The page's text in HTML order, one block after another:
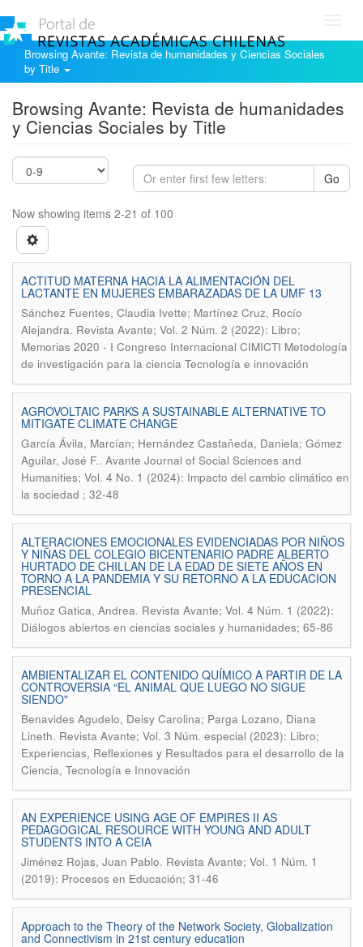
Browsing Avante: Revista de humanidades y Ciencias Sociales
by Title
Browsing Avante: Revista de humanidades
y Ciencias Sociales by Title
Go
Now showing items 2-21 of 100
ACTITUD MATERNA HACIA LA ALIMENTACIÓN DEL
LACTANTE EN MUJERES EMBARAZADAS DE LA UMF 13
Sánchez Fuentes, Claudia Ivette; Martínez Cruz, Rocío
Alejandra. Revista Avante; Vol. 2 Núm. 2 (2022): Libro;
Memorias 2020 - I Congreso Internacional CIMICTI Metodología
de investigación para la ciencia Tecnología e innovación
AGROVOLTAIC PARKS A SUSTAINABLE ALTERNATIVE TO
MITIGATE CLIMATE CHANGE
García Ávila, Marcían; Hernández Castañeda, Daniela; Gómez
Aguilar, José F.. Avante Journal of Social Sciences and
Humanities; Vol. 4 No. 1 (2024): Impacto del cambio climático en
la sociedad ; 32-48
ALTERACIONES EMOCIONALES EVIDENCIADAS POR NIÑOS
Y NIÑAS DEL COLEGIO BICENTENARIO PADRE ALBERTO
HURTADO DE CHILLAN DE LA EDAD DE SIETE AÑOS EN
TORNO A LA PANDEMIA Y SU RETORNO A LA EDUCACION
PRESENCIAL
Muñoz Gatica, Andrea. Revista Avante; Vol. 4 Núm. 1 (2022):
Diálogos abiertos en ciencias sociales y humanidades; 65-86
AMBIENTALIZAR EL CONTENIDO QUÍMICO A PARTIR DE LA
CONTROVERSIA “EL ANIMAL QUE LUEGO NO SIGUE
SIENDO"
Benavides Agudelo, Deisy Carolina; Parga Lozano, Diana
Lineth. Revista Avante; Vol. 3 Núm. especial (2023): Libro;
Experiencias, Reflexiones y Resultados para el desarrollo de la
Ciencia, Tecnología e Innovación
AN EXPERIENCE USING AGE OF EMPIRES II AS
PEDAGOGICAL RESOURCE WITH YOUNG AND ADULT
STUDENTS INTO A CEIA
Jiménez Rojas, Juan Pablo. Revista Avante; Vol. 1 Núm. 1
(2019): Procesos en Educación; 31-46
Approach to the Theory of the Network Society, Globalization
and Connectivism in 21st century education